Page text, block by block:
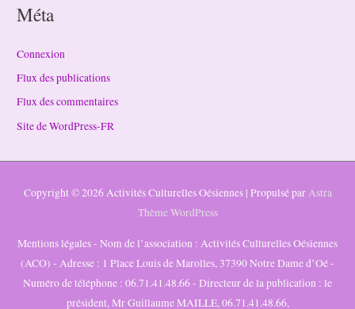
Méta
Connexion
Flux des publications
Flux des commentaires
Site de WordPress-FR
Copyright © 2026Activités Culturelles Oésiennes | Propulsé parAstra
Thème WordPress
Mentions légales - Nom de l’association : Activités Culturelles Oésiennes
(ACO) - Adresse : 1 Place Louis de Marolles, 37390 Notre Dame d’Oé -
Numéro de téléphone : 06.71.41.48.66 - Directeur de la publication : le
président, Mr Guillaume MAILLE, 06.71.41.48.66,